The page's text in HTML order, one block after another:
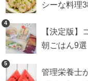
シーな料理
4
【決定版】
朝ごはん9
厳選
5
管理栄養士